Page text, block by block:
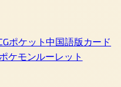
ポケット中国語版カード
ポケモンルーレット